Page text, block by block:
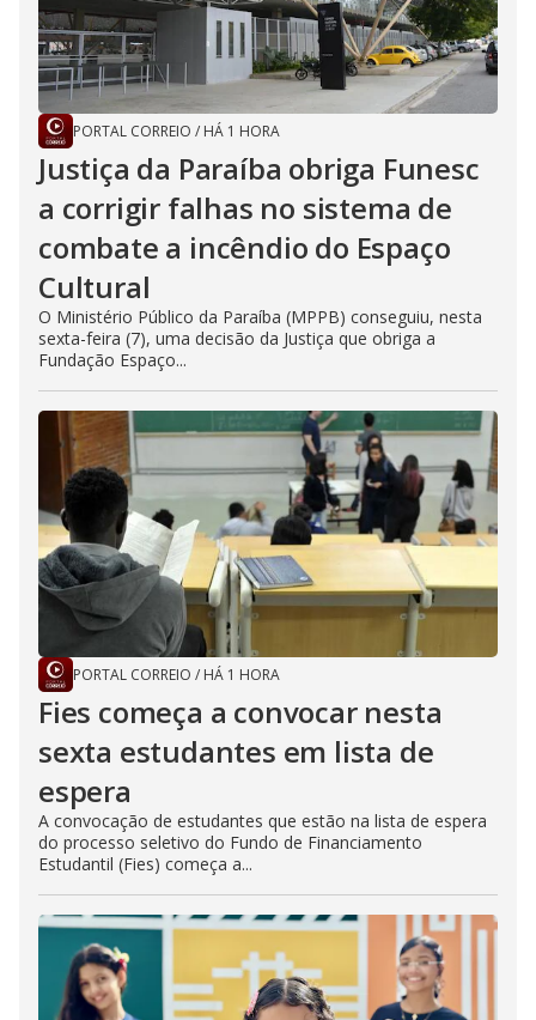
PORTAL CORREIO / HÁ 1 HORA
Justiça da Paraíba obriga Funesc
a corrigir falhas no sistema de
combate a incêndio do Espaço
Cultural
O Ministério Público da Paraíba (MPPB) conseguiu, nesta
sexta-feira (7), uma decisão da Justiça que obriga a
Fundação Espaço...
PORTAL CORREIO / HÁ 1 HORA
Fies começa a convocar nesta
sexta estudantes em lista de
espera
A convocação de estudantes que estão na lista de espera
do processo seletivo do Fundo de Financiamento
Estudantil (Fies) começa a...